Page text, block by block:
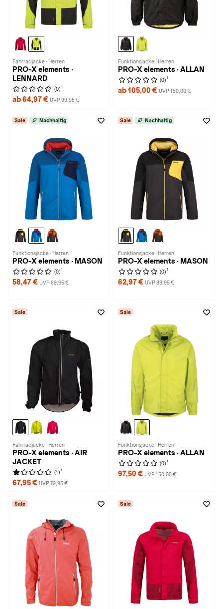
Fahrradjacke · Herren
PRO-X elements ·
LENNARD
(0) 1
ab 64,97 € UVP 99,95 €
Funktionsjacke · Herren
PRO-X elements · ALLAN
(0) 1
ab 105,00 € UVP 150,00 €
Sale Nachhaltig
Funktionsjacke · Herren
PRO-X elements · MASON
(0) 1
58,47 € UVP 89,95 €
Sale Nachhaltig
Funktionsjacke · Herren
PRO-X elements · MASON
(0) 1
62,97 € UVP 89,95 €
Sale
Fahrradjacke · Herren
PRO-X elements · AIR
JACKET
(1) 1
67,95 € UVP 79,95 €
Sale
Funktionsjacke · Herren
PRO-X elements · ALLAN
(0) 1
97,50 € UVP 150,00 €
Sale Sale